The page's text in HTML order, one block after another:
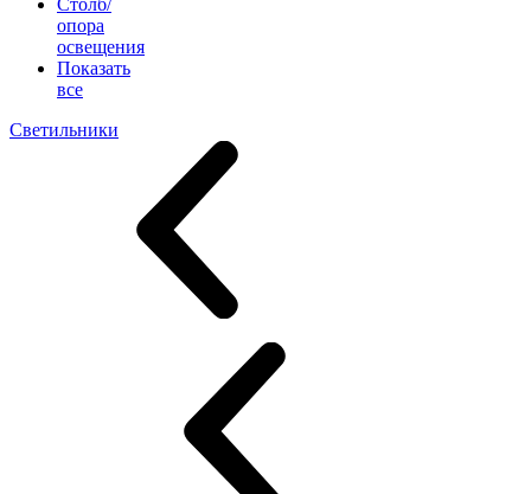
Столб/
опора
освещения
Показать
все
Светильники